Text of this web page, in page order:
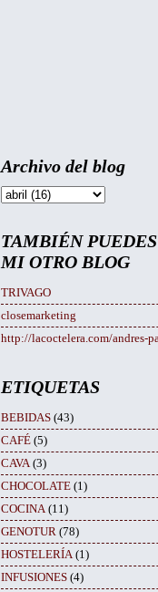
Archivo del blog
TAMBIÉN
MI OTRO BLOG
TRIVAGO
closemarketing
http://lacoctelera.com/andres-
ETIQUETAS
BEBIDAS (43)
CAFÉ (5)
CAVA (3)
CHOCOLATE (1)
COCINA (11)
GENOTUR (78)
HOSTELERÍA (1)
INFUSIONES (4)